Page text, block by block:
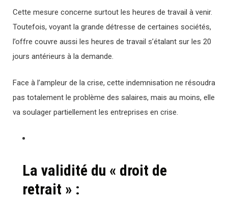
Cette mesure concerne surtout les heures de travail à venir.
Toutefois, voyant la grande détresse de certaines sociétés,
l’offre couvre aussi les heures de travail s’étalant sur les 20
jours antérieurs à la demande.
Face à l’ampleur de la crise, cette indemnisation ne résoudra
pas totalement le problème des salaires, mais au moins, elle
va soulager partiellement les entreprises en crise.
La validité du « droit de
retrait » :